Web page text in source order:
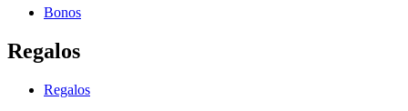
Bonos
Regalos
Regalos